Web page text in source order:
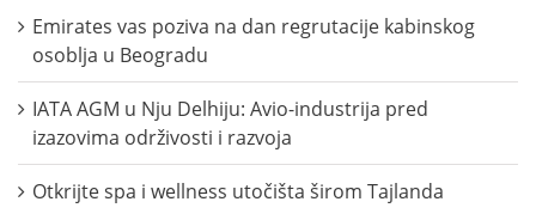
Emirates vas poziva na dan regrutacije kabinskog
osoblja u Beogradu
IATA AGM u Nju Delhiju: Avio-industrija pred
izazovima održivosti i razvoja
Otkrijte spa i wellness utočišta širom Tajlanda